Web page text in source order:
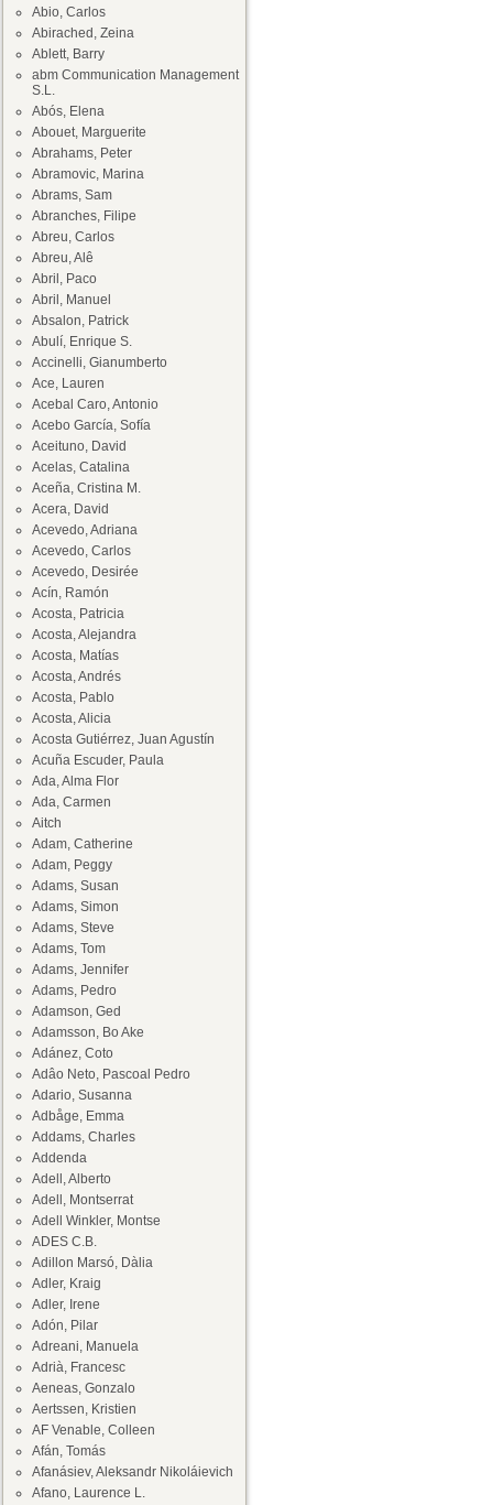
Abio, Carlos
Abirached, Zeina
Ablett, Barry
abm Communication Management
S.L.
Abós, Elena
Abouet, Marguerite
Abrahams, Peter
Abramovic, Marina
Abrams, Sam
Abranches, Filipe
Abreu, Carlos
Abreu, Alê
Abril, Paco
Abril, Manuel
Absalon, Patrick
Abulí, Enrique S.
Accinelli, Gianumberto
Ace, Lauren
Acebal Caro, Antonio
Acebo García, Sofía
Aceituno, David
Acelas, Catalina
Aceña, Cristina M.
Acera, David
Acevedo, Adriana
Acevedo, Carlos
Acevedo, Desirée
Acín, Ramón
Acosta, Patricia
Acosta, Alejandra
Acosta, Matías
Acosta, Andrés
Acosta, Pablo
Acosta, Alicia
Acosta Gutiérrez, Juan Agustín
Acuña Escuder, Paula
Ada, Alma Flor
Ada, Carmen
Aitch
Adam, Catherine
Adam, Peggy
Adams, Susan
Adams, Simon
Adams, Steve
Adams, Tom
Adams, Jennifer
Adams, Pedro
Adamson, Ged
Adamsson, Bo Ake
Adánez, Coto
Adâo Neto, Pascoal Pedro
Adario, Susanna
Adbåge, Emma
Addams, Charles
Addenda
Adell, Alberto
Adell, Montserrat
Adell Winkler, Montse
ADES C.B.
Adillon Marsó, Dàlia
Adler, Kraig
Adler, Irene
Adón, Pilar
Adreani, Manuela
Adrià, Francesc
Aeneas, Gonzalo
Aertssen, Kristien
AF Venable, Colleen
Afán, Tomás
Afanásiev, Aleksandr Nikoláievich
Afano, Laurence L.